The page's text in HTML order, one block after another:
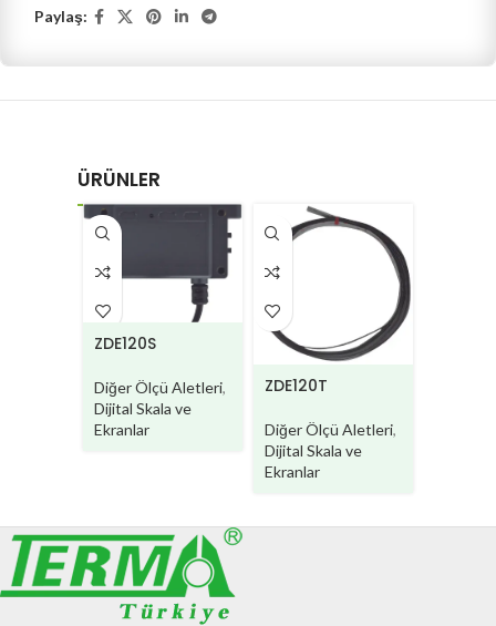
Paylaş:
ÜRÜNLER
ZDE120S
Diğer Ölçü Aletleri,
Dijital Skala ve
Ekranlar
ZDE120T
Diğer Ölçü Aletleri,
Dijital Skala ve
Ekranlar